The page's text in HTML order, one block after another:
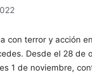
con terror y acción
Desde el 28 de
1 de noviembre,